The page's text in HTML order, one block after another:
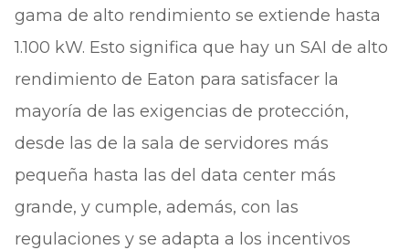
gama de alto rendimiento se extiende hasta
1.100 kW. Esto significa que hay un SAI de alto
rendimiento de Eaton para satisfacer la
mayoría de las exigencias de protección,
desde las de la sala de servidores más
pequeña hasta las del data center más
grande, y cumple, además, con las
regulaciones y se adapta a los incentivos